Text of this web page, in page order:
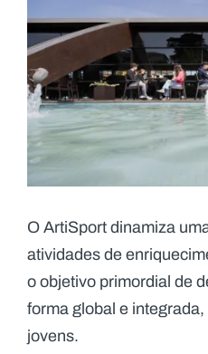
O ArtiSport dinamiza
atividades de
o objetivo primordial de
forma global e
jovens.